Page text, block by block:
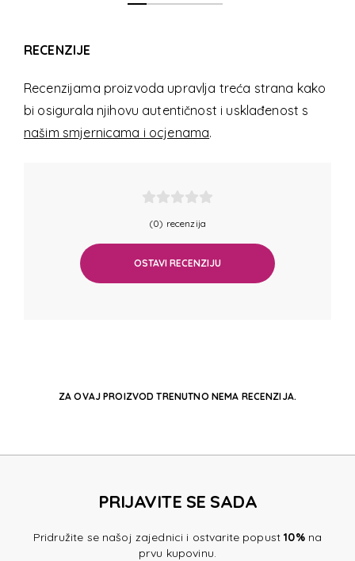
RECENZIJE
Recenzijama proizvoda upravlja treća strana kako
bi osigurala njihovu autentičnost i usklađenost s
našim smjernicama i ocjenama.
(0) recenzija
OSTAVI RECENZIJU
ZA OVAJ PROIZVOD TRENUTNO NEMA RECENZIJA.
PRIJAVITE SE SADA
Pridružite se našoj zajednici i ostvarite popust10%na
prvu kupovinu.